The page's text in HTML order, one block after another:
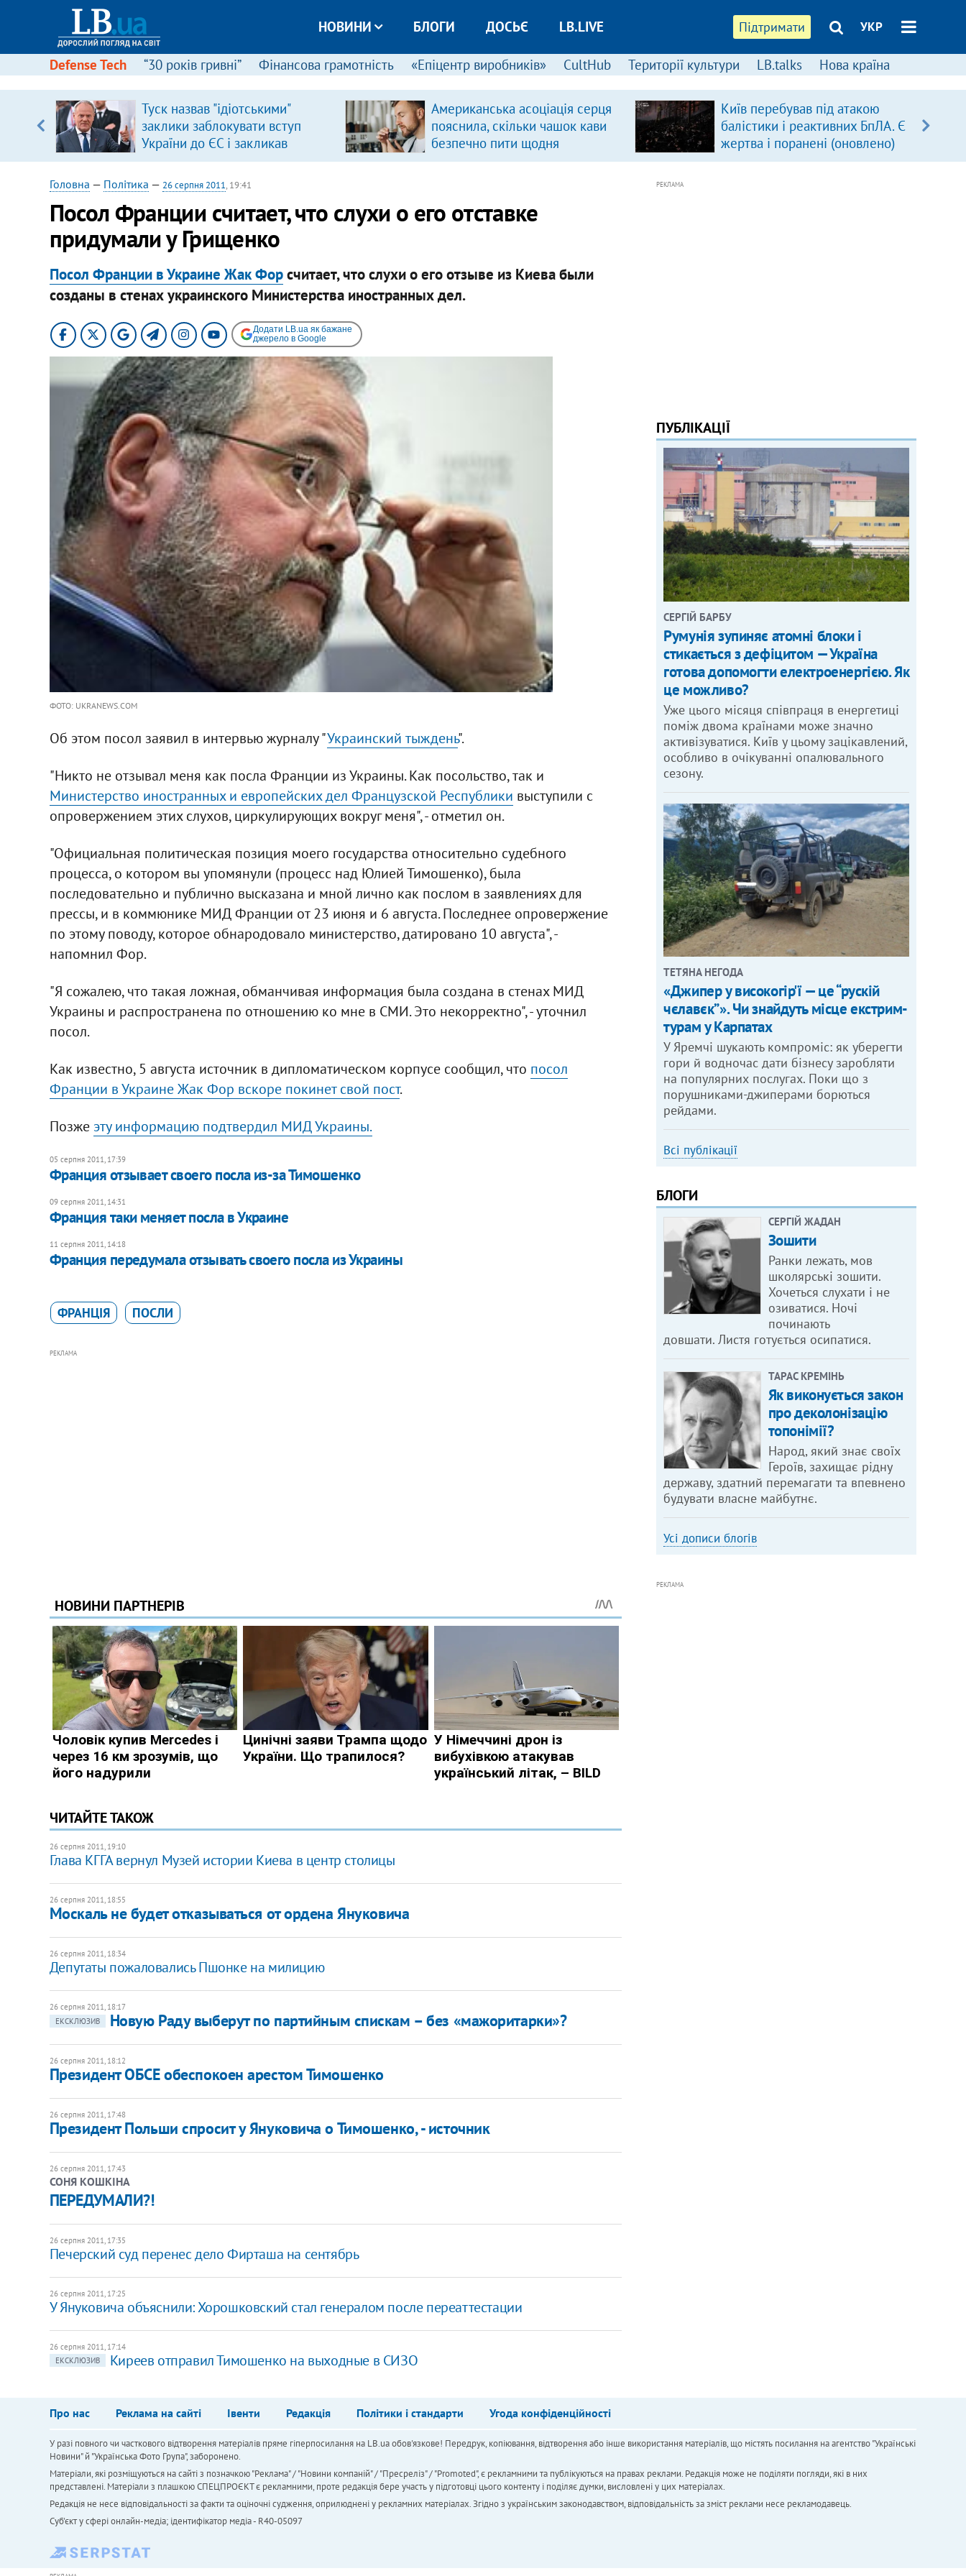
Підтримати УКР
НОВИНИ БЛОГИ ДОСЬЄ LB.LIVE
Defense Tech “30 років гривні” Фінансова грамотність «Епіцентр виробників» CultHub Території культури LB.talks Нова країна
Туск назвав "ідіотськими"
заклики заблокувати вступ
України до ЄС і закликав
припинити антиукраїнську
риторику
Американська асоціація серця
пояснила, скільки чашок кави
безпечно пити щодня
Київ перебував під атакою
балістики і реактивних БпЛА. Є
жертва і поранені (оновлено)
Головна — Політика — 26 серпня 2011, 19:41
Посол Франции считает, что слухи о его отставке
придумали у Грищенко
Посол Франции в Украине Жак Форсчитает, что слухи о его отзыве из Киева были
созданы в стенах украинского Министерства иностранных дел.
Додати LB.ua як бажане
джерело в Google
ФОТО: UKRANEWS.COM
Об этом посол заявил в интервью журналу "Украинский тыждень".
"Никто не отзывал меня как посла Франции из Украины. Как посольство, так и
Министерство иностранных и европейских дел Французской Республики выступили с
опровержением этих слухов, циркулирующих вокруг меня", - отметил он.
"Официальная политическая позиция моего государства относительно судебного
процесса, о котором вы упомянули (процесс над Юлией Тимошенко), была
последовательно и публично высказана и мной лично как послом в заявлениях для
прессы, и в коммюнике МИД Франции от 23 июня и 6 августа. Последнее опровержение
по этому поводу, которое обнародовало министерство, датировано 10 августа", -
напомнил Фор.
"Я сожалею, что такая ложная, обманчивая информация была создана в стенах МИД
Украины и распространена по отношению ко мне в СМИ. Это некорректно", - уточнил
посол.
Как известно, 5 августа источник в дипломатическом корпусе сообщил, что посол
Франции в Украине Жак Фор вскоре покинет свой пост.
Позже эту информацию подтвердил МИД Украины.
05 серпня 2011, 17:39
Франция отзывает своего посла из-за Тимошенко
09 серпня 2011, 14:31
Франция таки меняет посла в Украине
11 серпня 2011, 14:18
Франция передумала отзывать своего посла из Украины
ФРАНЦІЯ ПОСЛИ
РЕКЛАМА
ЧИТАЙТЕ ТАКОЖ
26 серпня 2011, 19:10
Глава КГГА вернул Музей истории Киева в центр столицы
26 серпня 2011, 18:55
Москаль не будет отказываться от ордена Януковича
26 серпня 2011, 18:34
Депутаты пожаловались Пшонке на милицию
26 серпня 2011, 18:17
ЕКСКЛЮЗИВ
Новую Раду выберут по партийным спискам – без «мажоритарки»?
26 серпня 2011, 18:12
Президент ОБСЕ обеспокоен арестом Тимошенко
26 серпня 2011, 17:48
Президент Польши спросит у Януковича о Тимошенко, - источник
26 серпня 2011, 17:43
СОНЯ КОШКІНА
ПЕРЕДУМАЛИ?!
26 серпня 2011, 17:35
Печерский суд перенес дело Фирташа на сентябрь
26 серпня 2011, 17:25
У Януковича объяснили: Хорошковский стал генералом после переаттестации
26 серпня 2011, 17:14
ЕКСКЛЮЗИВ
Киреев отправил Тимошенко на выходные в СИЗО
РЕКЛАМА
ПУБЛІКАЦІЇ
СЕРГІЙ БАРБУ
Румунія зупиняє атомні блоки і
стикається з дефіцитом — Україна
готова допомогти електроенергією. Як
це можливо?
Уже цього місяця співпраця в енергетиці
поміж двома країнами може значно
активізуватися. Київ у цьому зацікавлений,
особливо в очікуванні опалювального
сезону.
ТЕТЯНА НЕГОДА
«Джипер у високогір'ї — це “рускій
чєлавєк”». Чи знайдуть місце екстрим-
турам у Карпатах
У Яремчі шукають компроміс: як уберегти
гори й водночас дати бізнесу заробляти
на популярних послугах. Поки що з
порушниками-джиперами борються
рейдами.
Всі публікації
БЛОГИ
СЕРГІЙ ЖАДАН
Зошити
Ранки лежать, мов
школярські зошити.
Хочеться слухати і не
озиватися. Ночі
починають
довшати. Листя готується осипатися.
ТАРАС КРЕМІНЬ
Як виконується закон
про деколонізацію
топонімії?
Народ, який знає своїх
Героїв, захищає рідну
державу, здатний перемагати та впевнено
будувати власне майбутнє.
Усі дописи блогів
РЕКЛАМА
Про нас Реклама на сайті Івенти Редакція Політики і стандарти Угода конфіденційності
У разі повного чи часткового відтворення матеріалів пряме гіперпосилання на LB.ua обов'язкове! Передрук, копіювання, відтворення або інше використання матеріалів, що містять посилання на агентство "Українськi
Новини" й "Українська Фото Група", заборонено.
Матеріали, які розміщуються на сайті з позначкою "Реклама" / "Новини компаній" / "Пресреліз" / "Promoted", є рекламними та публікуються на правах реклами. Редакція може не поділяти погляди, які в них
представлені. Матеріали з плашкою СПЕЦПРОЄКТ є рекламними, проте редакція бере участь у підготовці цього контенту і поділяє думки, висловлені у цих матеріалах.
Редакція не несе відповідальності за факти та оціночні судження, оприлюднені у рекламних матеріалах. Згідно з українським законодавством, відповідальність за зміст реклами несе рекламодавець.
Cуб'єкт у сфері онлайн-медіа; ідентифікатор медіа - R40-05097